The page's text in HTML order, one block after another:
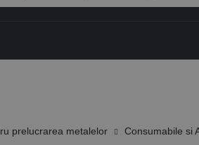
prelucrarea metalelor Consumabile si